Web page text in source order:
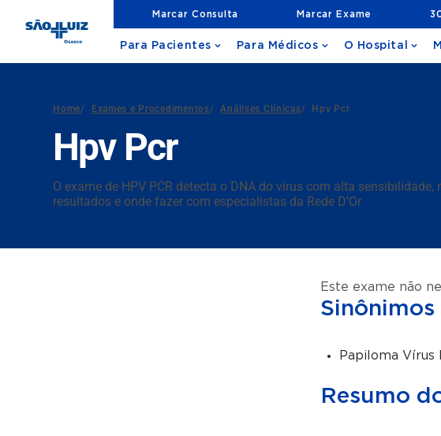
Marcar Consulta Marcar Exame
Para Pacientes Para Médicos O Hospital
Home/ Exames e Procedimentos/ Análises Clínicas/ Hpv Pcr
Hpv Pcr
O exame de HPV PCR detecta o DNA do vírus com alta
resultados e onde fazer com especialistas da Rede D’Or
Este exame não
Sinônimos
Papiloma Vírus
Resumo